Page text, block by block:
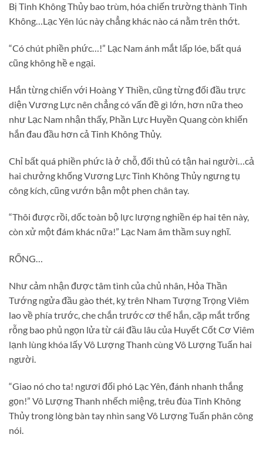
Bị Tinh Không Thủy bao trùm, hóa chiến trường thành Tinh
Không…Lạc Yên lúc này chẳng khác nào cá nằm trên thớt.
“Có chút phiền phức…!” Lạc Nam ánh mắt lấp lóe, bất quá
cũng không hề e ngại.
Hắn từng chiến với Hoàng Y Thiền, cũng từng đối đầu trực
diện Vương Lực nên chẳng có vấn đề gì lớn, hơn nữa theo
như Lạc Nam nhận thấy, Phần Lực Huyền Quang còn khiến
hắn đau đầu hơn cả Tinh Không Thủy.
Chỉ bất quá phiền phức là ở chỗ, đối thủ có tận hai người…cả
hai chưởng khống Vương Lực Tinh Không Thủy ngưng tụ
công kích, cũng vướn bận một phen chân tay.
“Thôi được rồi, dốc toàn bộ lực lượng nghiền ép hai tên này,
còn xử một đám khác nữa!” Lạc Nam âm thầm suy nghĩ.
RỐNG…
Như cảm nhận được tâm tình của chủ nhân, Hỏa Thần
Tướng ngửa đầu gào thét, kỵ trên Nham Tượng Trọng Viêm
lao về phía trước, che chắn trước cơ thể hắn, cặp mắt trống
rỗng bao phủ ngọn lửa từ cái đầu lâu của Huyết Cốt Cơ Viêm
lạnh lùng khóa lấy Vô Lượng Thanh cùng Vô Lượng Tuấn hai
người.
“Giao nó cho ta! ngươi đối phó Lạc Yên, đánh nhanh thắng
gọn!” Vô Lượng Thanh nhếch miệng, trêu đùa Tinh Không
Thủy trong lòng bàn tay nhìn sang Vô Lượng Tuấn phân công
nói.